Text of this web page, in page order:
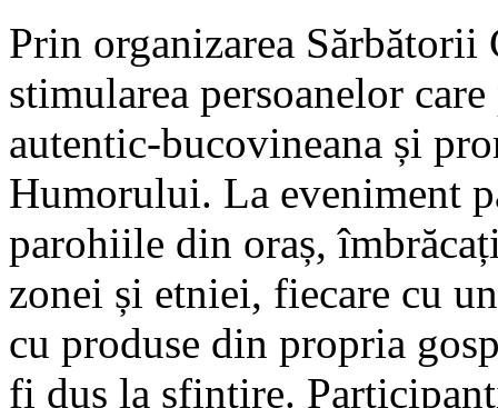
Prin organizarea Sărbătorii
stimularea persoanelor
autentic-bucovineana și
Humorului. La eveniment
parohiile din oraș,
zonei și etniei, fiecare cu
cu produse din propria
fi dus la sfințire.